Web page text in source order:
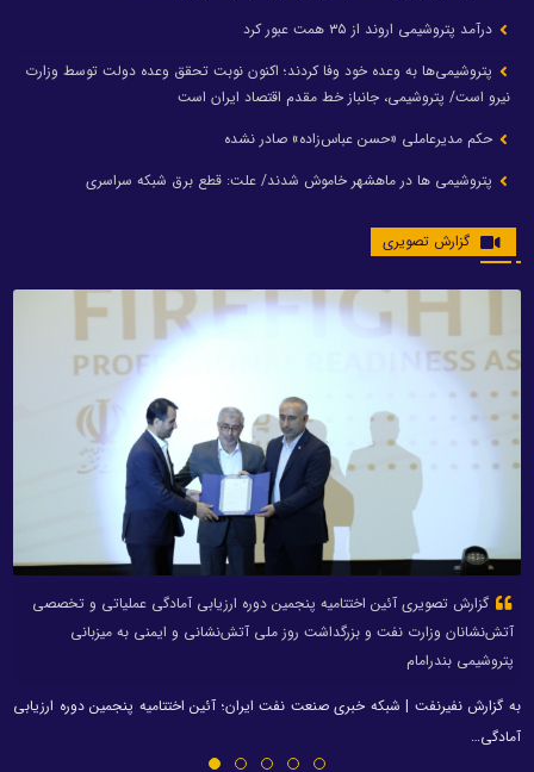
درآمد پتروشیمی اروند از ۳۵ همت عبور کرد
پتروشیمی‌ها به وعده خود وفا کردند؛ اکنون نوبت تحقق وعده دولت توسط وزارت
نیرو است/ پتروشیمی، جانباز خط مقدم اقتصاد ایران است
حکم مدیرعاملی «حسن عباس‌زاده» صادر نشده
پتروشیمی ها در ماهشهر خاموش شدند/ علت: قطع برق شبکه سراسری
گزارش تصویری
گزارش تصویری آئین اختتامیه پنجمین دوره ارزیابی آمادگی عملیاتی و تخصصی
آتش‌نشانان وزارت نفت و بزرگداشت روز ملی آتش‌نشانی و ایمنی به میزبانی
پتروشیمی بندرامام
به گزارش نفیرنفت | شبکه خبری صنعت نفت ایران؛ آئین اختتامیه پنجمین دوره ارزیابی
آمادگی…